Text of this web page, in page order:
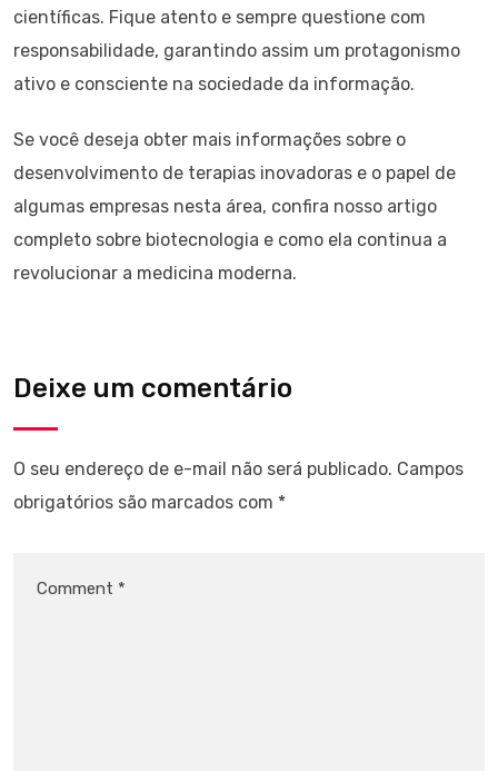
científicas. Fique atento e sempre questione com
responsabilidade, garantindo assim um protagonismo
ativo e consciente na sociedade da informação.
Se você deseja obter mais informações sobre o
desenvolvimento de terapias inovadoras e o papel de
algumas empresas nesta área, confira nosso artigo
completo sobre biotecnologia e como ela continua a
revolucionar a medicina moderna.
Deixe um comentário
O seu endereço de e-mail não será publicado. Campos
obrigatórios são marcados com *